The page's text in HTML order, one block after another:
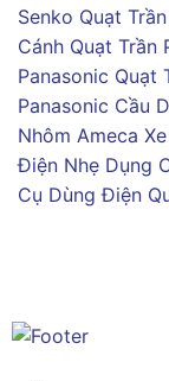
Senko Quạt
Cánh Quạt Trần
Panasonic Quạt
Panasonic Cầu
Nhôm Ameca
Điện Nhẹ Dụng
Cụ Dùng Điện